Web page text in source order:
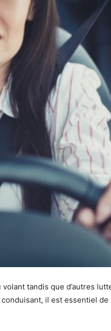
tandis que d’autres
il est essentiel